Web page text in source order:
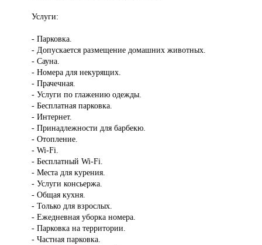
Услуги:
- Парковка.
- Допускается размещение домашних животных.
- Сауна.
- Номера для некурящих.
- Прачечная.
- Услуги по глажению одежды.
- Бесплатная парковка.
- Интернет.
- Принадлежности для барбекю.
- Отопление.
- Wi-Fi.
- Бесплатный Wi-Fi.
- Места для курения.
- Услуги консьержа.
- Общая кухня.
- Только для взрослых.
- Ежедневная уборка номера.
- Парковка на территории.
- Частная парковка.